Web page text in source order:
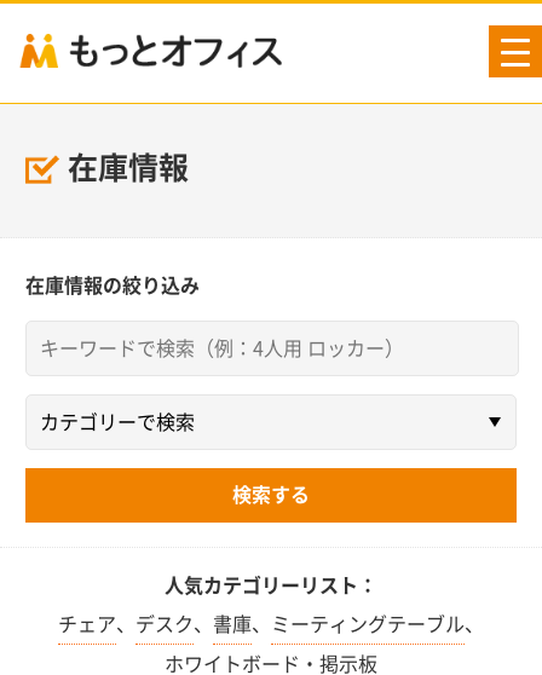
在庫情報
在庫情報の絞り込み
人気カテゴリーリスト：
チェア、 デスク、 書庫、 ミーティングテーブル、
ホワイトボード・掲示板